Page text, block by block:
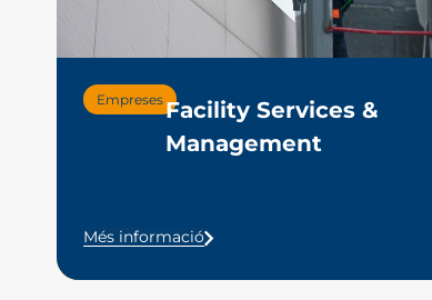
EmpresesFacility Services &
Management
Més informació